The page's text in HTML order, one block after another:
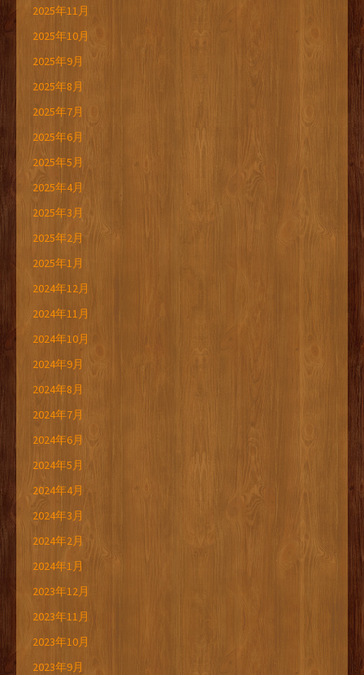
2025年11月
2025年10月
2025年9月
2025年8月
2025年7月
2025年6月
2025年5月
2025年4月
2025年3月
2025年2月
2025年1月
2024年12月
2024年11月
2024年10月
2024年9月
2024年8月
2024年7月
2024年6月
2024年5月
2024年4月
2024年3月
2024年2月
2024年1月
2023年12月
2023年11月
2023年10月
2023年9月